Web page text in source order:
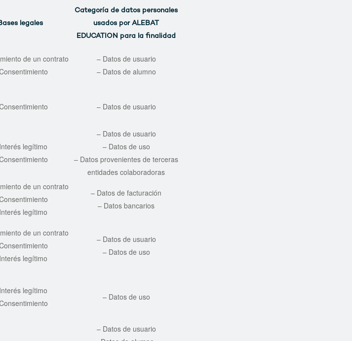
legales
Categoría de datos personales
usados por ALEBAT
EDUCATION para la finalidad
de un contrato
– Datos de usuario
– Datos de alumno
– Datos de usuario
legítimo
– Datos de usuario
– Datos de uso
– Datos provenientes de terceras
entidades colaboradoras
de un contrato
legítimo
– Datos de facturación
– Datos bancarios
de un contrato
legítimo
– Datos de usuario
– Datos de uso
legítimo
– Datos de uso
– Datos de usuario